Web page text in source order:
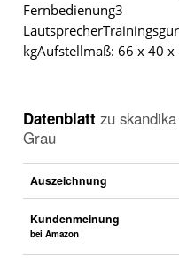
kgAufstellmaß: 66 x 40
Datenblatt zu
Grau
Auszeichnung
Kundenmeinung
bei Amazon